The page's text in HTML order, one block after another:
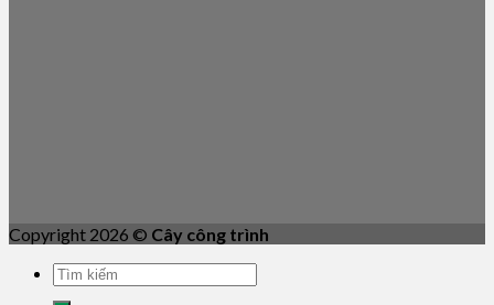
Copyright 2026 © Cây công trình